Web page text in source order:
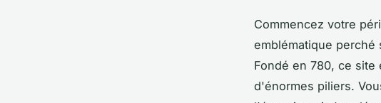
Commencez votre
emblématique perché
Fondé en 780, ce
d'énormes piliers.